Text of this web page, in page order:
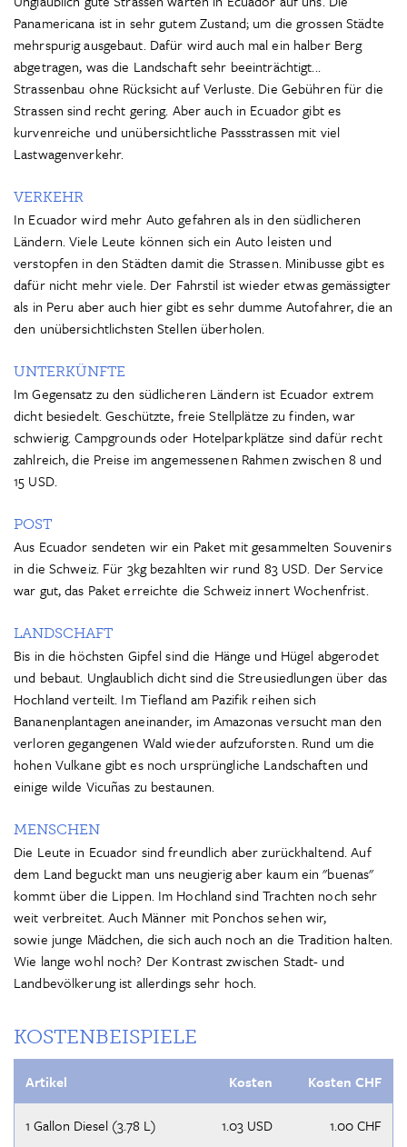
Panamericana ist in sehr gutem Zustand; um die grossen Städte
mehrspurig ausgebaut. Dafür wird auch mal ein halber Berg
abgetragen, was die Landschaft sehr beeinträchtigt...
Strassenbau ohne Rücksicht auf Verluste. Die Gebühren für die
Strassen sind recht gering. Aber auch in Ecuador gibt es
kurvenreiche und unübersichtliche Passstrassen mit viel
Lastwagenverkehr.
VERKEHR
In Ecuador wird mehr Auto gefahren als in den südlicheren
Ländern. Viele Leute können sich ein Auto leisten und
verstopfen in den Städten damit die Strassen. Minibusse gibt es
dafür nicht mehr viele. Der Fahrstil ist wieder etwas gemässigter
als in Peru aber auch hier gibt es sehr dumme Autofahrer, die an
den unübersichtlichsten Stellen überholen.
UNTERKÜNFTE
Im Gegensatz zu den südlicheren Ländern ist Ecuador extrem
dicht besiedelt. Geschützte, freie Stellplätze zu finden, war
schwierig. Campgrounds oder Hotelparkplätze sind dafür recht
zahlreich, die Preise im angemessenen Rahmen zwischen 8 und
15 USD.
POST
Aus Ecuador sendeten wir ein Paket mit gesammelten Souvenirs
in die Schweiz. Für 3kg bezahlten wir rund 83 USD. Der Service
war gut, das Paket erreichte die Schweiz innert Wochenfrist.
LANDSCHAFT
Bis in die höchsten Gipfel sind die Hänge und Hügel abgerodet
und bebaut. Unglaublich dicht sind die Streusiedlungen über das
Hochland verteilt. Im Tiefland am Pazifik reihen sich
Bananenplantagen aneinander, im Amazonas versucht man den
verloren gegangenen Wald wieder aufzuforsten. Rund um die
hohen Vulkane gibt es noch ursprüngliche Landschaften und
einige wilde Vicuñas zu bestaunen.
MENSCHEN
Die Leute in Ecuador sind freundlich aber zurückhaltend. Auf
dem Land beguckt man uns neugierig aber kaum ein "buenas"
kommt über die Lippen. Im Hochland sind Trachten noch sehr
weit verbreitet. Auch Männer mit Ponchos sehen wir,
sowie junge Mädchen, die sich auch noch an die Tradition halten.
Wie lange wohl noch? Der Kontrast zwischen Stadt- und
Landbevölkerung ist allerdings sehr hoch.
KOSTENBEISPIELE
Artikel Kosten Kosten CHF
1 Gallon Diesel (3.78 L) 1.03 USD 1.00 CHF